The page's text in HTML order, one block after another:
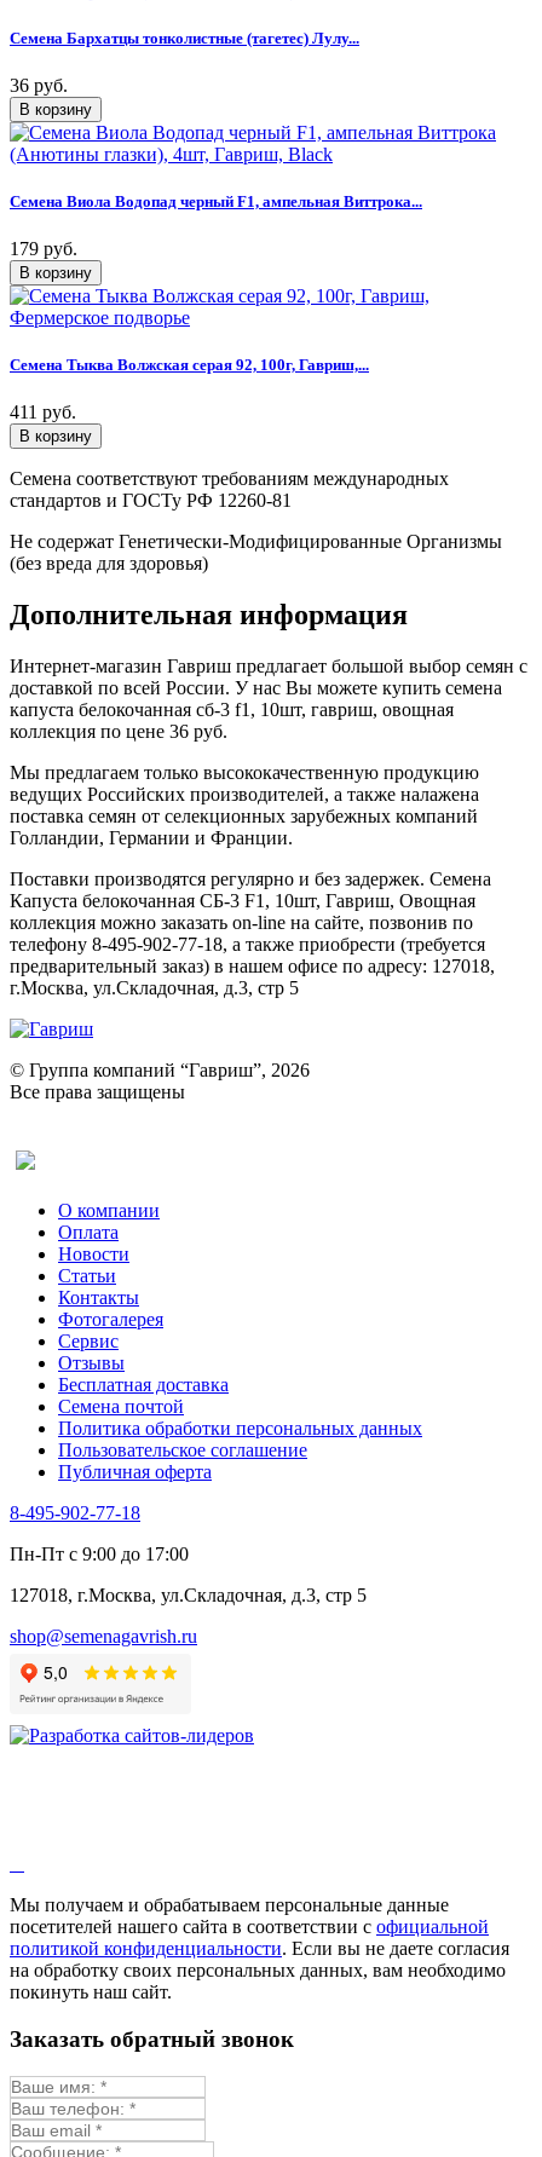
Семена Бархатцы тонколистные (тагетес) Лулу...
36 руб.
Семена Виола Водопад черный F1, ампельная Виттрока...
179 руб.
Семена Тыква Волжская серая 92, 100г, Гавриш,...
411 руб.
Семена соответствуют требованиям международных
стандартов и ГОСТу РФ 12260-81
Не содержат Генетически-Модифицированные Организмы
(без вреда для здоровья)
Дополнительная информация
Интернет-магазин Гавриш предлагает большой выбор семян с
доставкой по всей России. У нас Вы можете купить семена
капуста белокочанная сб-3 f1, 10шт, гавриш, овощная
коллекция по цене 36 руб.
Мы предлагаем только высококачественную продукцию
ведущих Российских производителей, а также налажена
поставка семян от селекционных зарубежных компаний
Голландии, Германии и Франции.
Поставки производятся регулярно и без задержек. Семена
Капуста белокочанная СБ-3 F1, 10шт, Гавриш, Овощная
коллекция можно заказать on-line на сайте, позвонив по
телефону 8-495-902-77-18, а также приобрести (требуется
предварительный заказ) в нашем офисе по адресу: 127018,
г.Москва, ул.Складочная, д.3, стр 5
© Группа компаний “Гавриш”, 2026
Все права защищены
О компании
Оплата
Новости
Статьи
Контакты
Фотогалерея​
Сервис
Отзывы
Бесплатная доставка
Семена почтой
Политика обработки персональных данных
Пользовательское соглашение
Публичная оферта
8-495-902-77-18
Пн-Пт с 9:00 до 17:00
127018, г.Москва, ул.Складочная, д.3, стр 5
shop@semenagavrish.ru
Мы получаем и обрабатываем персональные данные
посетителей нашего сайта в соответствии с официальной
политикой конфиденциальности. Если вы не даете согласия
на обработку своих персональных данных, вам необходимо
покинуть наш сайт.
Заказать обратный звонок